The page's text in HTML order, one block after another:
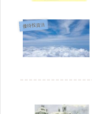
優待投資法